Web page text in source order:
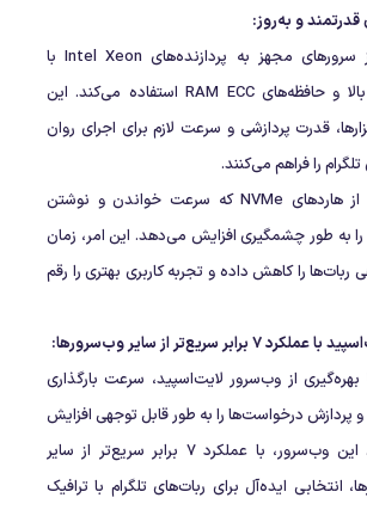
و به‌روز:
بستلا از سرورهای مجهز به پردازنده‌های Intel Xeon با
عملکرد بالا و حافظه‌های RAM ECC استفاده می‌کند. این
قدرت پردازشی و سرعت لازم برای اجرای روان
را فراهم می‌کنند.
استفاده از هارد‌های NVMe که سرعت خواندن و نوشتن
را به طور چشمگیری افزایش می‌دهد. این امر، زمان
ربات‌ها را کاهش داده و تجربه کاربری بهتری را رقم
برابر سریع‌تر از سایر وب‌سرورها:
بهره‌گیری از وب‌سرور لایت‌اسپید، سرعت بارگذاری
پردازش درخواست‌ها را به طور قابل توجهی افزایش
می‌دهد. این وب‌سرور، با عملکرد 7 برابر سریع‌تر از سایر
انتخابی ایده‌آل برای ربات‌های تلگرام با ترافیک